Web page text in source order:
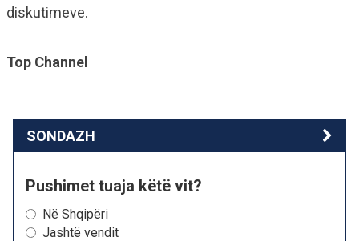
diskutimeve.
Top Channel
SONDAZH
Pushimet tuaja këtë vit?
Në Shqipëri
Jashtë vendit